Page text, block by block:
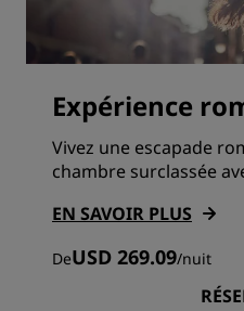
Expérience
Vivez une escapade
chambre surclassée
EN SAVOIR PLUS
DeUSD 269.09/nuit